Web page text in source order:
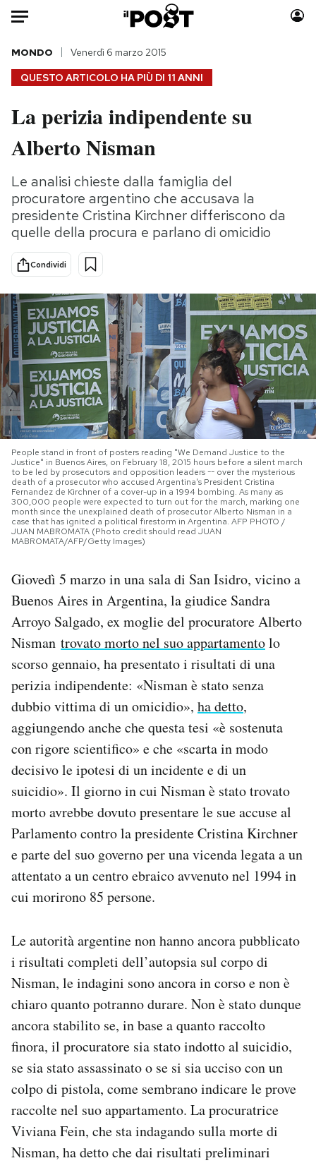
Auto
HOME
Italia
Politica
Tecnologia
Internet
Scienza
Cultura
Economia
Moda
Storie/Idee
Ok Boomer!
Media
Europa
PODCAST
NEWSLETTER
I MIEI PREFERITI
SHOP
CALENDARIO
AREA PERSONALE
Area Personale
Newsletter
Notifiche mobile
Regala il Post
Hai bisogno di aiuto?
QUESTO ARTICOLO HA PIÙ DI 11 ANNI
MONDO Venerdì 6 marzo 2015
La perizia indipendente su
Alberto Nisman
Le analisi chieste dalla famiglia del
procuratore argentino che accusava la
presidente Cristina Kirchner differiscono da
quelle della procura e parlano di omicidio
Condividi
People stand in front of posters reading "We Demand Justice to the
Justice" in Buenos Aires, on February 18, 2015 hours before a silent march
to be led by prosecutors and opposition leaders -- over the mysterious
death of a prosecutor who accused Argentina's President Cristina
Fernandez de Kirchner of a cover-up in a 1994 bombing. As many as
300,000 people were expected to turn out for the march, marking one
month since the unexplained death of prosecutor Alberto Nisman in a
case that has ignited a political firestorm in Argentina. AFP PHOTO /
JUAN MABROMATA (Photo credit should read JUAN
MABROMATA/AFP/Getty Images)
Giovedì 5 marzo in una sala di San Isidro, vicino a
Buenos Aires in Argentina, la giudice Sandra
Arroyo Salgado, ex moglie del procuratore Alberto
Nisman trovato morto nel suo appartamentolo
scorso gennaio, ha presentato i risultati di una
perizia indipendente: «Nisman è stato senza
dubbio vittima di un omicidio», ha detto,
aggiungendo anche che questa tesi «è sostenuta
con rigore scientifico» e che «scarta in modo
decisivo le ipotesi di un incidente e di un
suicidio». Il giorno in cui Nisman è stato trovato
morto avrebbe dovuto presentare le sue accuse al
Parlamento contro la presidente Cristina Kirchner
e parte del suo governo per una vicenda legata a un
attentato a un centro ebraico avvenuto nel 1994 in
cui morirono 85 persone.
Le autorità argentine non hanno ancora pubblicato
i risultati completi dell’autopsia sul corpo di
Nisman, le indagini sono ancora in corso e non è
chiaro quanto potranno durare. Non è stato dunque
ancora stabilito se, in base a quanto raccolto
finora, il procuratore sia stato indotto al suicidio,
se sia stato assassinato o se si sia ucciso con un
colpo di pistola, come sembrano indicare le prove
raccolte nel suo appartamento. La procuratrice
Viviana Fein, che sta indagando sulla morte di
Nisman, ha detto che dai risultati preliminari